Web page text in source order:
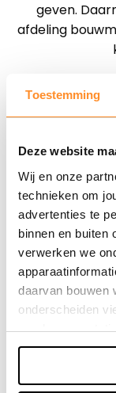
Toestemming
Deze website
Wij en onze
technieken om
advertenties te
binnen en buiten
verwerken we
daarvan bouwen
onderscheiden
voorkeuren,
noodzakelijke
Je kunt alle
via "Voorkeuren
geven.
afdeling
Poppenhuis.
Noord-
Krikke vind je